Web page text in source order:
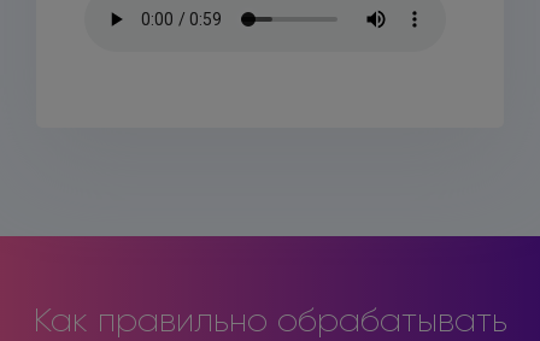
Как правильно обрабатывать